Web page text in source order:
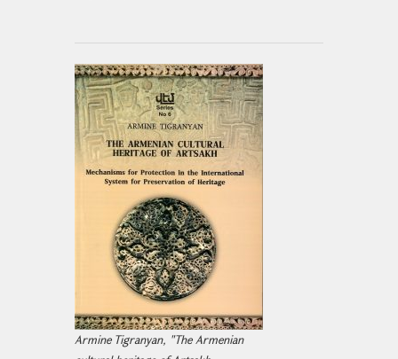
Armine Tigranyan, "The Armenian